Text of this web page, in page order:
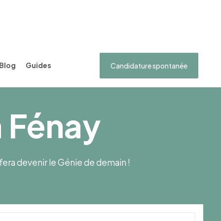
Blog Guides Candidature spontanée
devenir le Génie de demain !